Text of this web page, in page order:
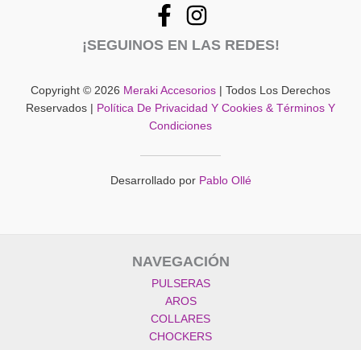
elegir
página
del
¡SEGUINOS EN LAS REDES!
Copyright © 2026 Meraki Accesorios | Todos Los Derechos
Reservados |
Política De Privacidad Y Cookies & Términos Y
Condiciones
Desarrollado por Pablo Ollé
NAVEGACIÓN
PULSERAS
AROS
COLLARES
CHOCKERS